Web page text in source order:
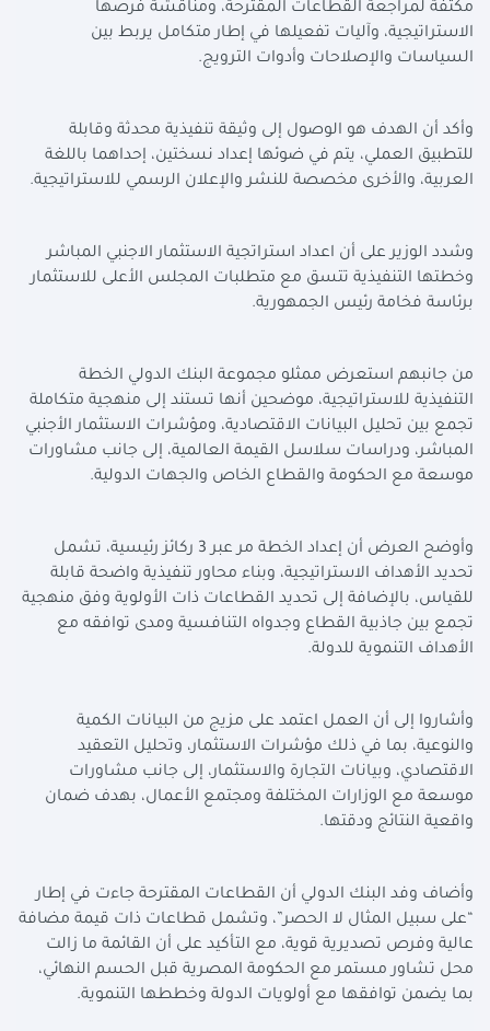
مكثفة لمراجعة القطاعات المقترحة، ومناقشة فرصها
الاستراتيجية، وآليات تفعيلها في إطار متكامل يربط بين
السياسات والإصلاحات وأدوات الترويج.
وأكد أن الهدف هو الوصول إلى وثيقة تنفيذية محدثة وقابلة
للتطبيق العملي، يتم في ضوئها إعداد نسختين، إحداهما باللغة
العربية، والأخرى مخصصة للنشر والإعلان الرسمي للاستراتيجية.
وشدد الوزير على أن اعداد استراتجية الاستثمار الاجنبي المباشر
وخطتها التنفيذية تتسق مع متطلبات المجلس الأعلى للاستثمار
برئاسة فخامة رئيس الجمهورية.
من جانبهم استعرض ممثلو مجموعة البنك الدولي الخطة
التنفيذية للاستراتيجية، موضحين أنها تستند إلى منهجية متكاملة
تجمع بين تحليل البيانات الاقتصادية، ومؤشرات الاستثمار الأجنبي
المباشر، ودراسات سلاسل القيمة العالمية، إلى جانب مشاورات
موسعة مع الحكومة والقطاع الخاص والجهات الدولية.
وأوضح العرض أن إعداد الخطة مر عبر 3 ركائز رئيسية، تشمل
تحديد الأهداف الاستراتيجية، وبناء محاور تنفيذية واضحة قابلة
للقياس، بالإضافة إلى تحديد القطاعات ذات الأولوية وفق منهجية
تجمع بين جاذبية القطاع وجدواه التنافسية ومدى توافقه مع
الأهداف التنموية للدولة.
وأشاروا إلى أن العمل اعتمد على مزيج من البيانات الكمية
والنوعية، بما في ذلك مؤشرات الاستثمار، وتحليل التعقيد
الاقتصادي، وبيانات التجارة والاستثمار، إلى جانب مشاورات
موسعة مع الوزارات المختلفة ومجتمع الأعمال، بهدف ضمان
واقعية النتائج ودقتها.
وأضاف وفد البنك الدولي أن القطاعات المقترحة جاءت في إطار
“على سبيل المثال لا الحصر”، وتشمل قطاعات ذات قيمة مضافة
عالية وفرص تصديرية قوية، مع التأكيد على أن القائمة ما زالت
محل تشاور مستمر مع الحكومة المصرية قبل الحسم النهائي،
بما يضمن توافقها مع أولويات الدولة وخططها التنموية.